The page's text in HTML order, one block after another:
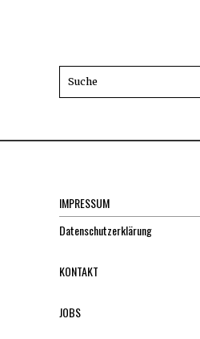
IMPRESSUM
Datenschutzerklärung
KONTAKT
JOBS